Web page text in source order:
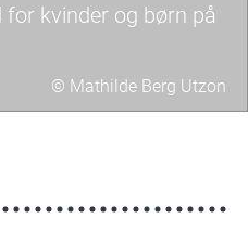
© Mathilde Berg Utzon
kvinder og børn på